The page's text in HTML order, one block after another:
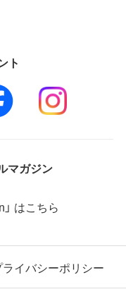
ト
マガジン
」 はこちら
ライバシーポリシー